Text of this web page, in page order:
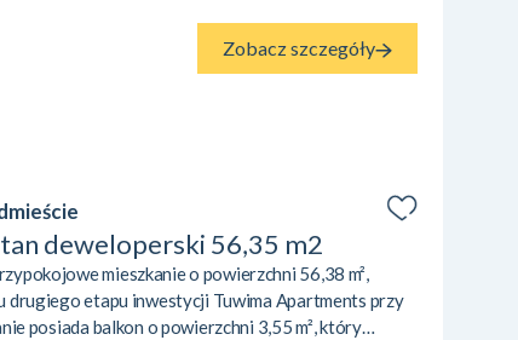
Zobacz szczegóły
deweloperski 56,35 m2
mieszkanie o powierzchni 56,38 m²,
drugiego etapu inwestycji Tuwima Apartments przy
posiada balkon o powierzchni 3,55 m², który